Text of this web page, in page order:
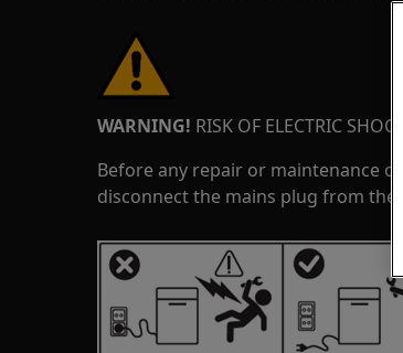
WARNING! RISK OF ELECTRIC SHOCK
Before any repair or maintenance
disconnect the mains plug from the